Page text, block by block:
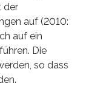
der
auf (2010:
auf ein
Die
so dass